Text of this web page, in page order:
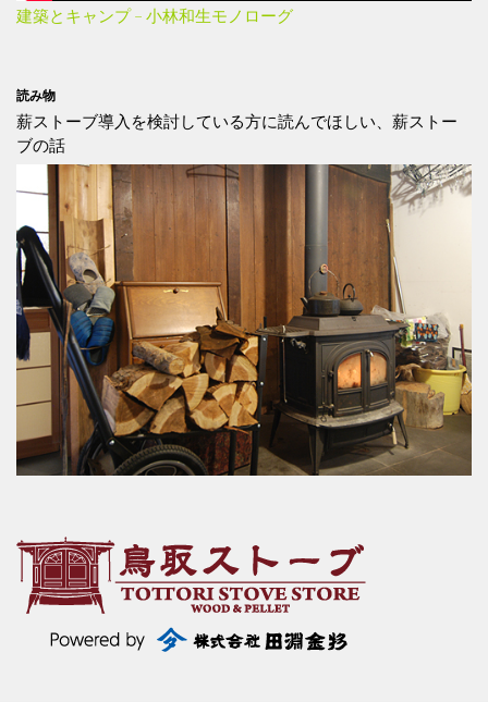
建築とキャンプ – 小林和生モノローグ
読み物
薪ストーブ導入を検討している方に読んでほしい、薪ストー
ブの話